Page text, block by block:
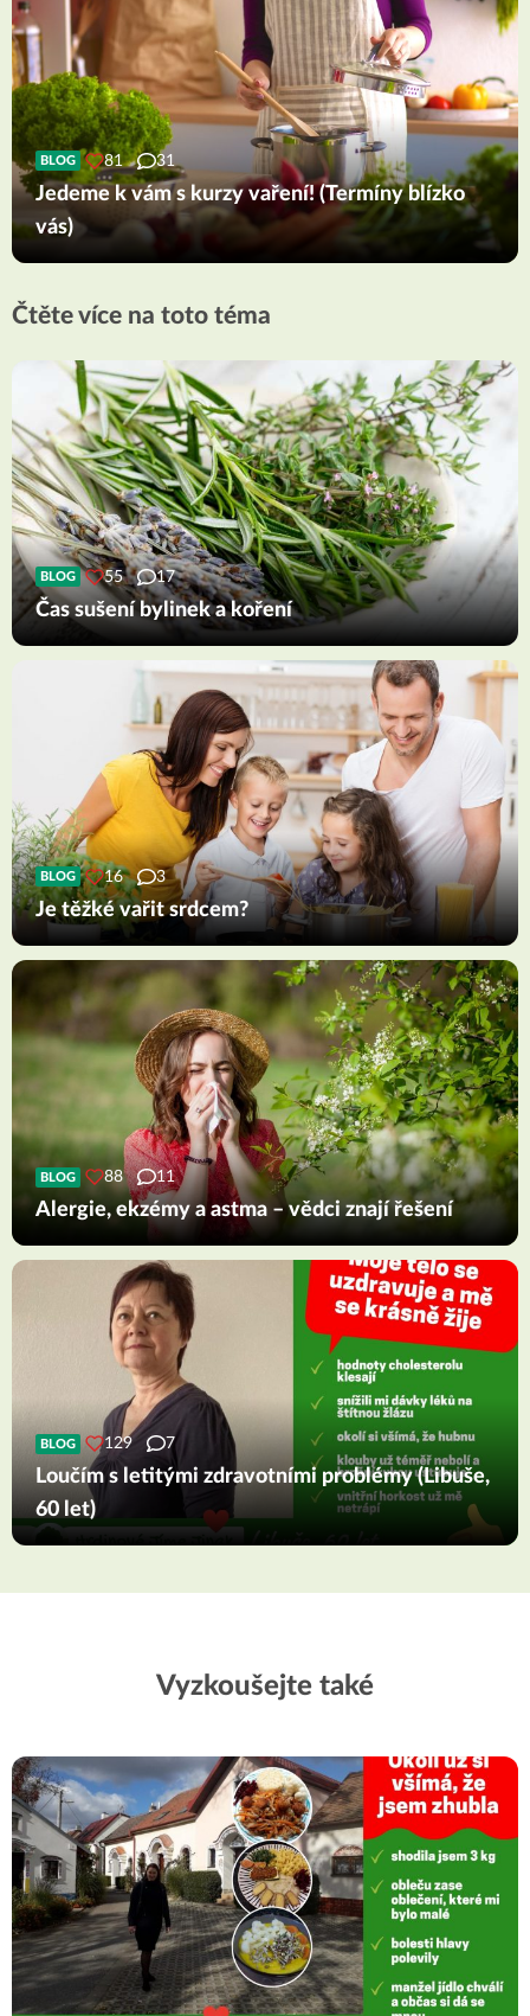
BLOG 81 31
Jedeme k vám s kurzy vaření! (Termíny blízko
vás)
Čtěte více na toto téma
BLOG 55 17
Čas sušení bylinek a koření
BLOG 16 3
Je těžké vařit srdcem?
BLOG 88 11
Alergie, ekzémy a astma – vědci znají řešení
BLOG 129 7
Loučím s letitými zdravotními problémy (Libuše,
60 let)
Vyzkoušejte také